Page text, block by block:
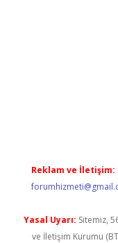
Reklam ve İletişim:
Yasal Uyarı: Sitemiz,
ve İletişim Kurumu